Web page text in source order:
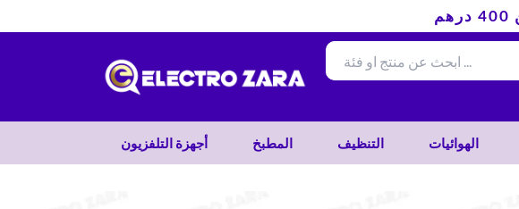
إلى
أجهزة التلفزيون المطبخ التنظيف الهوائيات